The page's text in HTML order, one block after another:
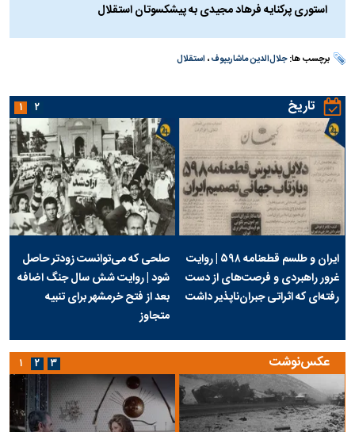
استوری پرکنایه فرهاد مجیدی به پیشکسوتان استقلال
برچسب ها:جلال‌الدین ماشاریپوف، استقلال
تاریخ
ایران و طلسم قطعنامه ۵۹۸ | روایت
غرور راهبردی و فرصت‌های از دست
رفته‌ای که اثراتی جبران‌ناپذیر داشت
صلحی که می‌توانست زودتر حاصل
شود | روایت شش سال جنگ اضافه
بعد از فتح خرمشهر برای تنبیه
متجاوز
۱ ۲
عکس‌نوشت ۱ ۲ ۳